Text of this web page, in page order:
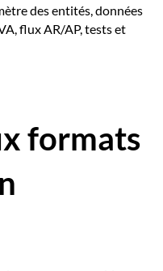
des entités, données
flux AR/AP, tests et
formats